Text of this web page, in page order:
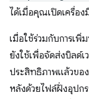
ได้เมื่อคุณเปิดเครื่อ
เมื่อใช้ร่วมกับการเ
ยังใช้เพื่อจัดส่งบิลด์เ
ประสิทธิภาพแล้วขอ
หลังด้วยไฟล์ฝั่งอุปก